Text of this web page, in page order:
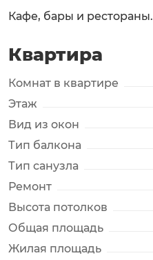
Кафе, бары и рестораны.
Квартира
Комнат в квартире
Этаж
Вид из окон
Тип балкона
Тип санузла
Ремонт
Высота потолков
Общая площадь
Жилая площадь